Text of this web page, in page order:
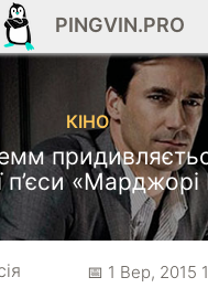
PINGVIN.PRO
КІНО
п’єси
📅 1 Вер, 2015